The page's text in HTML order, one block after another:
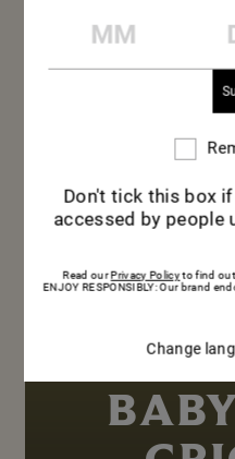
Don't tick this box
accessed by people
Read ourPrivacy Policyto find out
ENJOY RESPONSIBLY: Our brand
Change